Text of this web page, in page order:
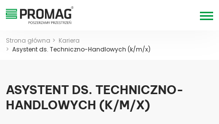
Strona główna
Kariera
Asystent ds. Techniczno-Handlowych (k/m/x)
ASYSTENT DS. TECHNICZNO-
HANDLOWYCH (K/M/X)